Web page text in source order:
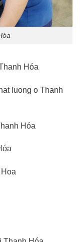
Hóa
luong o Thanh
Hóa